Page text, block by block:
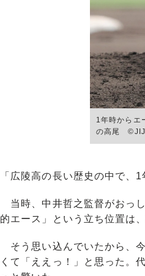
1年時からエ
の高尾
「広陵高の長い歴史の中で、
当時、中井哲之監督がおっ
的エース」という立ち位置は
そう思い込んでいたから、
くて「ええっ！」と思った。